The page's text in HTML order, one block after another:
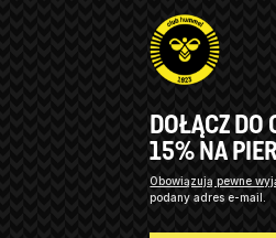
DOŁĄCZ DO
15% NA
Obowiązują pewne
podany adres e-mail.